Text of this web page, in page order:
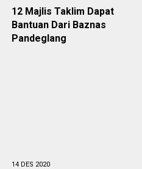
12 Majlis Taklim Dapat
Bantuan Dari Baznas
Pandeglang
14 DES 2020